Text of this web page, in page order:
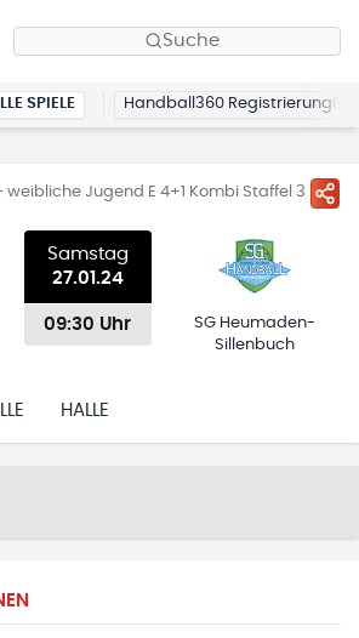
Suche
SPIELE Handball360 Registrierung
Jugend E 4+1 Kombi Staffel 3
Samstag
27.01.24
09:30 Uhr
SG Heumaden-
Sillenbuch
HALLE